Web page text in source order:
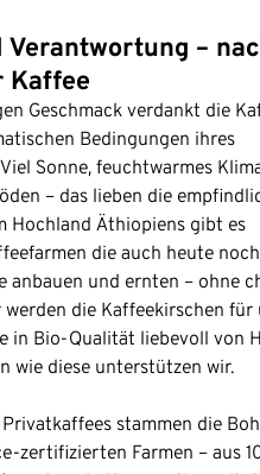
Verantwortung –
Kaffee
Geschmack verdankt die
Bedingungen ihres
Sonne, feuchtwarmes
– das lieben die
Hochland Äthiopiens gibt es
die auch heute
anbauen und ernten – ohne
die Kaffeekirschen für
in Bio-Qualität liebevoll von
wie diese unterstützen wir.
stammen die
zertifizierten Farmen – aus